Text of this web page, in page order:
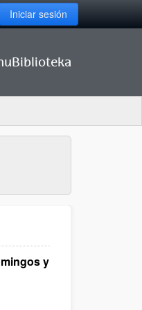
Iniciar sesión
y